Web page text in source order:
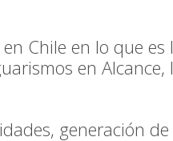
Chile en lo que es
en Alcance,
generación